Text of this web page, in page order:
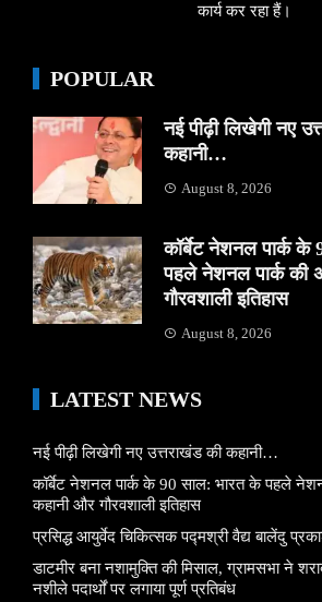
कार्य कर रहा हैं।
POPULAR
नई पीढ़ी लिखेगी नए
कहानी…
August 8, 2026
कॉर्बेट नेशनल पार्क के
पहले नेशनल पार्क की
गौरवशाली इतिहास
August 8, 2026
LATEST NEWS
नई पीढ़ी लिखेगी नए उत्तराखंड की कहानी…
कॉर्बेट नेशनल पार्क के 90 साल: भारत के पहले
कहानी और गौरवशाली इतिहास
प्रसिद्ध आयुर्वेद चिकित्सक पद्मश्री वैद्य बालेंदु
डाटमीर बना नशामुक्ति की मिसाल, ग्रामसभा ने
नशीले पदार्थों पर लगाया पूर्ण प्रतिबंध